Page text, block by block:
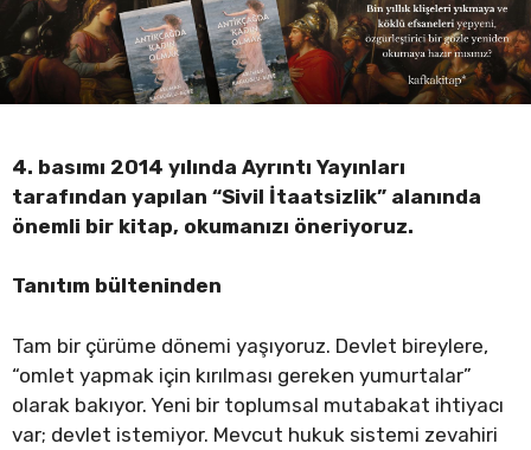
4. basımı 2014 yılında Ayrıntı Yayınları
tarafından yapılan “Sivil İtaatsizlik” alanında
önemli bir kitap, okumanızı öneriyoruz.
Tanıtım bülteninden
Tam bir çürüme dönemi yaşıyoruz. Devlet bireylere,
“omlet yapmak için kırılması gereken yumurtalar”
olarak bakıyor. Yeni bir toplumsal mutabakat ihtiyacı
var; devlet istemiyor. Mevcut hukuk sistemi zevahiri